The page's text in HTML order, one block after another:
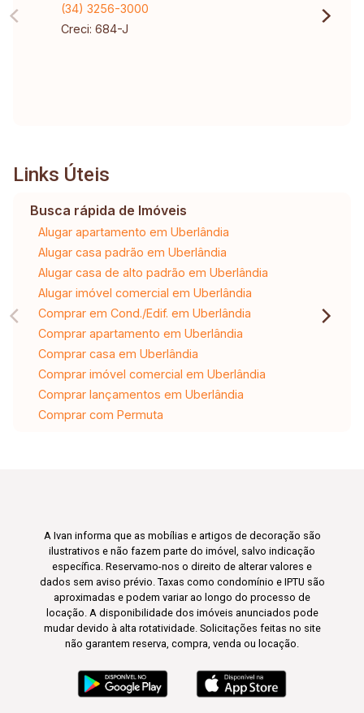
(34) 3256-3000
Creci: 684-J
Links Úteis
Busca rápida de Imóveis
Alugar apartamento em Uberlândia
Alugar casa padrão em Uberlândia
Alugar casa de alto padrão em Uberlândia
Alugar imóvel comercial em Uberlândia
Comprar em Cond./Edif. em Uberlândia
Comprar apartamento em Uberlândia
Comprar casa em Uberlândia
Comprar imóvel comercial em Uberlândia
Comprar lançamentos em Uberlândia
Comprar com Permuta
A Ivan informa que as mobílias e artigos de decoração são
ilustrativos e não fazem parte do imóvel, salvo indicação
específica. Reservamo-nos o direito de alterar valores e
dados sem aviso prévio. Taxas como condomínio e IPTU são
aproximadas e podem variar ao longo do processo de
locação. A disponibilidade dos imóveis anunciados pode
mudar devido à alta rotatividade. Solicitações feitas no site
não garantem reserva, compra, venda ou locação.